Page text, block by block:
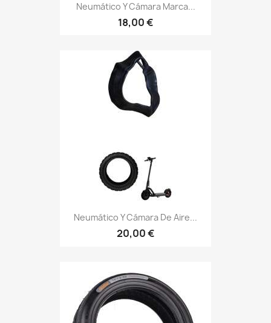
Neumático Y Cámara Marca...
18,00 €
Neumático Y Cámara De Aire...
20,00 €